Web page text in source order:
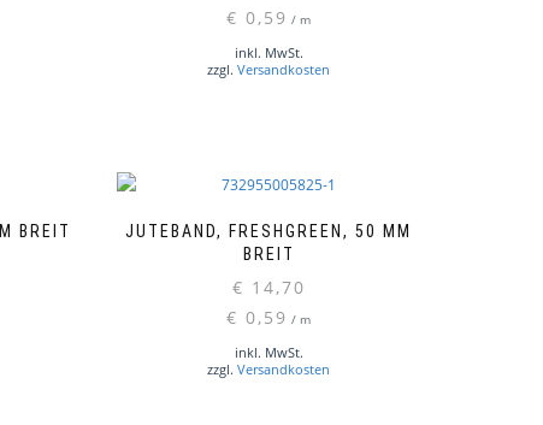
€ 0,59 / m
inkl. MwSt.
zzgl.Versandkosten
BREIT
JUTEBAND, FRESHGREEN, 50 MM
BREIT
€ 14,70
€ 0,59 / m
inkl. MwSt.
zzgl.Versandkosten